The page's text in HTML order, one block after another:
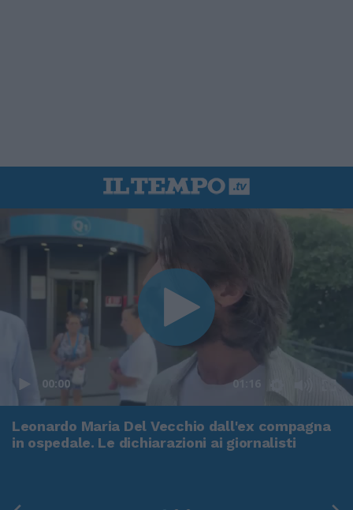
00:00 01:16
Leonardo Maria Del Vecchio dall'ex compagna
in ospedale. Le dichiarazioni ai giornalisti